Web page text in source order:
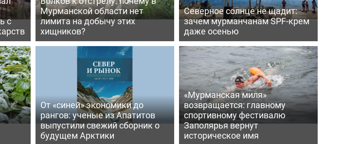
с
Мурманской области нет
лимита на добычу этих
хищников?
Северное солнце не щадит:
зачем мурманчанам SPF-крем
даже осенью
От «синей» экономики до
рангов: ученые из Апатитов
выпустили свежий сборник о
будущем Арктики
«Мурманская миля»
возвращается: главному
спортивному фестивалю
Заполярья вернут
историческое имя